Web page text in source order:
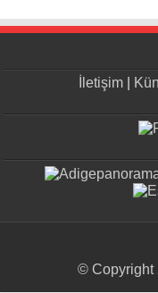
İletişim|
© Copyright